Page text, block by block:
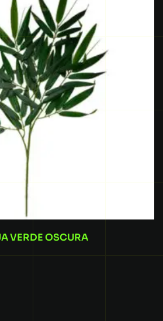
VERDE OSCURA